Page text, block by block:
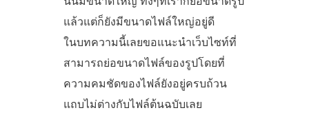
แล้วแต่ก็ยังมีขนาดไฟล์ใหญ่อยู่ดี
ในบทความนี้เลยขอแนะนำเว็บไซท์ที่
สามารถย่อขนาดไฟล์ของรูปโดยที่
ความคมชัดของไฟล์ยังอยู่ครบถ้วน
แถบไม่ต่างกับไฟล์ต้นฉบับเลย